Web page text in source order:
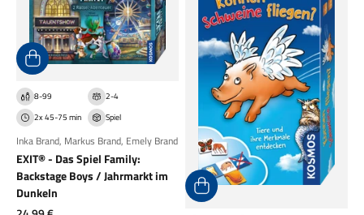
8-99
2-4
2x 45-75 min
Spiel
Inka Brand, Markus Brand, Emely Brand
EXIT® - Das Spiel Family:
Backstage Boys / Jahrmarkt im
Dunkeln